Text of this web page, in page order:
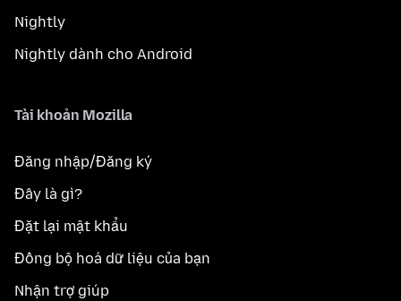
Nightly
Nightly dành cho Android
Tài khoản Mozilla
Đăng nhập/Đăng ký
Đây là gì?
Đặt lại mật khẩu
Đồng bộ hoá dữ liệu của bạn
Nhận trợ giúp